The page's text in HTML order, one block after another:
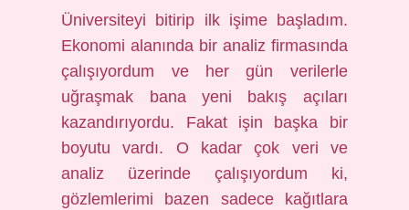
Üniversiteyi bitirip ilk işime başladım.
Ekonomi alanında bir analiz firmasında
çalışıyordum ve her gün verilerle
uğraşmak bana yeni bakış açıları
kazandırıyordu. Fakat işin başka bir
boyutu vardı. O kadar çok veri ve
analiz üzerinde çalışıyordum ki,
gözlemlerimi bazen sadece kağıtlara